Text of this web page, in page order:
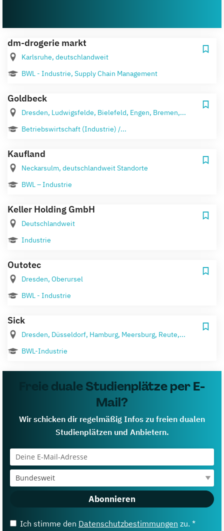
dm-drogerie markt
Karlsruhe, deutschlandweit
BWL - Industrie, Supply Chain Management
Goldbeck
Dresden, Ludwigsfelde, Bielefeld, Engen, Bremen,...
Betriebswirtschaft (Industrie) /...
Kaufland
Neckarsulm, deutschlandweit Standorte
BWL – Industrie
Keller Holding GmbH
Deutschlandweit
Industrie
Outotec
Dresden, Oberursel
BWL - Industrie
Sick
Dresden, Düsseldorf, Hamburg, Meersburg, Reute,...
BWL-Industrie
Freie duale Studienplätze per E-
Mail?
Wir schicken dir regelmäßig Infos zu freien dualen
Studienplätzen und Anbietern.
Abonnieren
Ich stimme den Datenschutzbestimmungen zu. *